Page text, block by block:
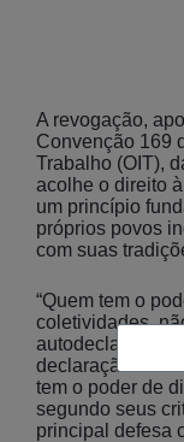
A revogação,
Convenção 169
Trabalho (OIT),
acolhe o direito
um princípio
próprios povos
com suas
“Quem tem o
coletividades,
autodeclaração
declaração
tem o poder de
segundo seus
principal defesa